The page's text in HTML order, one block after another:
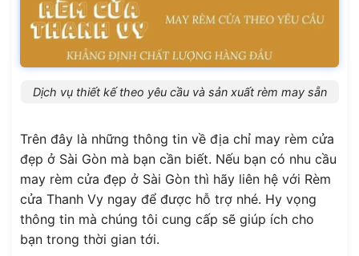
Dịch vụ thiết kế theo yêu cầu và sản xuất rèm may sẵn
Trên đây là những thông tin về địa chỉ may rèm cửa
đẹp ở Sài Gòn mà bạn cần biết. Nếu bạn có nhu cầu
may rèm cửa đẹp ở Sài Gòn thì hãy liên hệ với Rèm
cửa Thanh Vy ngay để được hỗ trợ nhé. Hy vọng
thông tin mà chúng tôi cung cấp sẽ giúp ích cho
bạn trong thời gian tới.